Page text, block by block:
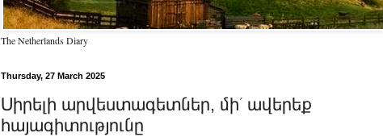
The Netherlands Diary
Thursday, 27 March 2025
Սիրելի արվեստագետներ, մի՛ ավերեք
հայագիտությունը